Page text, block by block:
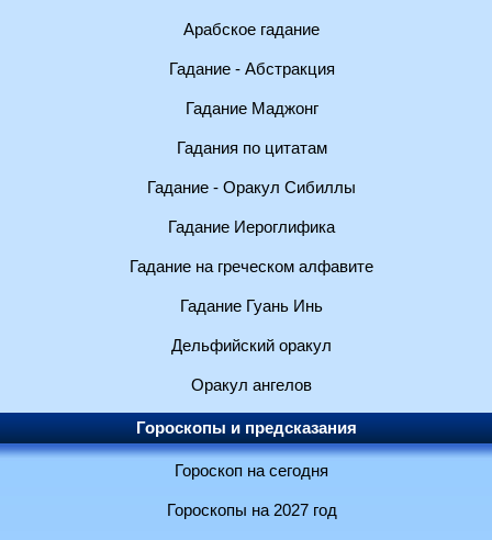
Арабское гадание
Гадание - Абстракция
Гадание Маджонг
Гадания по цитатам
Гадание - Оракул Сибиллы
Гадание Иероглифика
Гадание на греческом алфавите
Гадание Гуань Инь
Дельфийский оракул
Оракул ангелов
Гороскопы и предсказания
Гороскоп на сегодня
Гороскопы на 2027 год